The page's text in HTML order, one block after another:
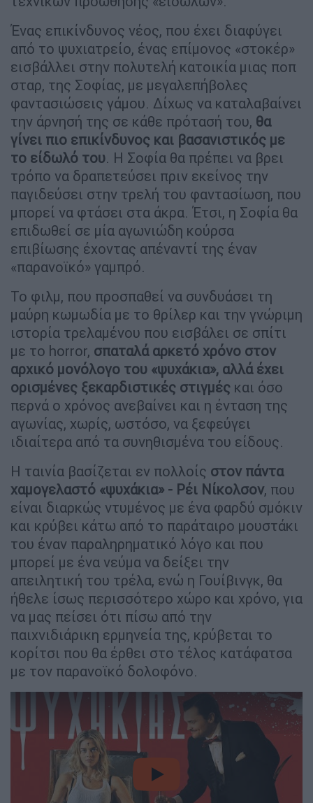
Ένας επικίνδυνος νέος, που έχει διαφύγει
από το ψυχιατρείο, ένας επίμονος «στοκέρ»
εισβάλλει στην πολυτελή κατοικία μιας ποπ
σταρ, της Σοφίας, με μεγαλεπήβολες
φαντασιώσεις γάμου. Δίχως να καταλαβαίνει
την άρνησή της σε κάθε πρότασή του, θα
γίνει πιο επικίνδυνος και βασανιστικός με
το είδωλό του. Η Σοφία θα πρέπει να βρει
τρόπο να δραπετεύσει πριν εκείνος την
παγιδεύσει στην τρελή του φαντασίωση, που
μπορεί να φτάσει στα άκρα. Έτσι, η Σοφία θα
επιδωθεί σε μία αγωνιώδη κούρσα
επιβίωσης έχοντας απέναντί της έναν
«παρανοϊκό» γαμπρό.
Το φιλμ, που προσπαθεί να συνδυάσει τη
μαύρη κωμωδία με το θρίλερ και την γνώριμη
ιστορία τρελαμένου που εισβάλει σε σπίτι
με το horror, σπαταλά αρκετό χρόνο στον
αρχικό μονόλογο του «ψυχάκια», αλλά έχει
ορισμένες ξεκαρδιστικές στιγμές και όσο
περνά ο χρόνος ανεβαίνει και η ένταση της
αγωνίας, χωρίς, ωστόσο, να ξεφεύγει
ιδιαίτερα από τα συνηθισμένα του είδους.
Η ταινία βασίζεται εν πολλοίς στον πάντα
χαμογελαστό «ψυχάκια» - Ρέι Νίκολσον, που
είναι διαρκώς ντυμένος με ένα φαρδύ σμόκιν
και κρύβει κάτω από το παράταιρο μουστάκι
του έναν παραληρηματικό λόγο και που
μπορεί με ένα νεύμα να δείξει την
απειλητική του τρέλα, ενώ η Γουίβινγκ, θα
ήθελε ίσως περισσότερο χώρο και χρόνο, για
να μας πείσει ότι πίσω από την
παιχνιδιάρικη ερμηνεία της, κρύβεται το
κορίτσι που θα έρθει στο τέλος κατάφατσα
με τον παρανοϊκό δολοφόνο.
video